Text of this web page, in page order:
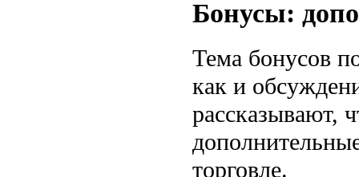
Бонусы:
Тема бонусов
как и
рассказывают,
торговле.